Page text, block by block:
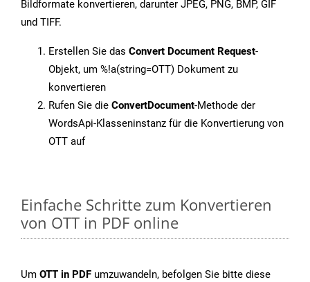
Bildformate konvertieren, darunter JPEG, PNG, BMP, GIF
und TIFF.
Erstellen Sie das Convert Document Request-
Objekt, um %!a(string=OTT) Dokument zu
konvertieren
Rufen Sie die ConvertDocument-Methode der
WordsApi-Klasseninstanz für die Konvertierung von
OTT auf
Einfache Schritte zum Konvertieren
von OTT in PDF online
Um OTT in PDF umzuwandeln, befolgen Sie bitte diese